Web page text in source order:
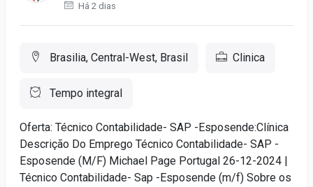
Há 2 dias
Brasilia, Central-West, Brasil Clinica
Tempo integral
Oferta: Técnico Contabilidade- SAP -Esposende:Clínica
Descrição Do Emprego Técnico Contabilidade- SAP -
Esposende (M/F) Michael Page Portugal 26-12-2024 |
Técnico Contabilidade- Sap -Esposende (m/f) Sobre os